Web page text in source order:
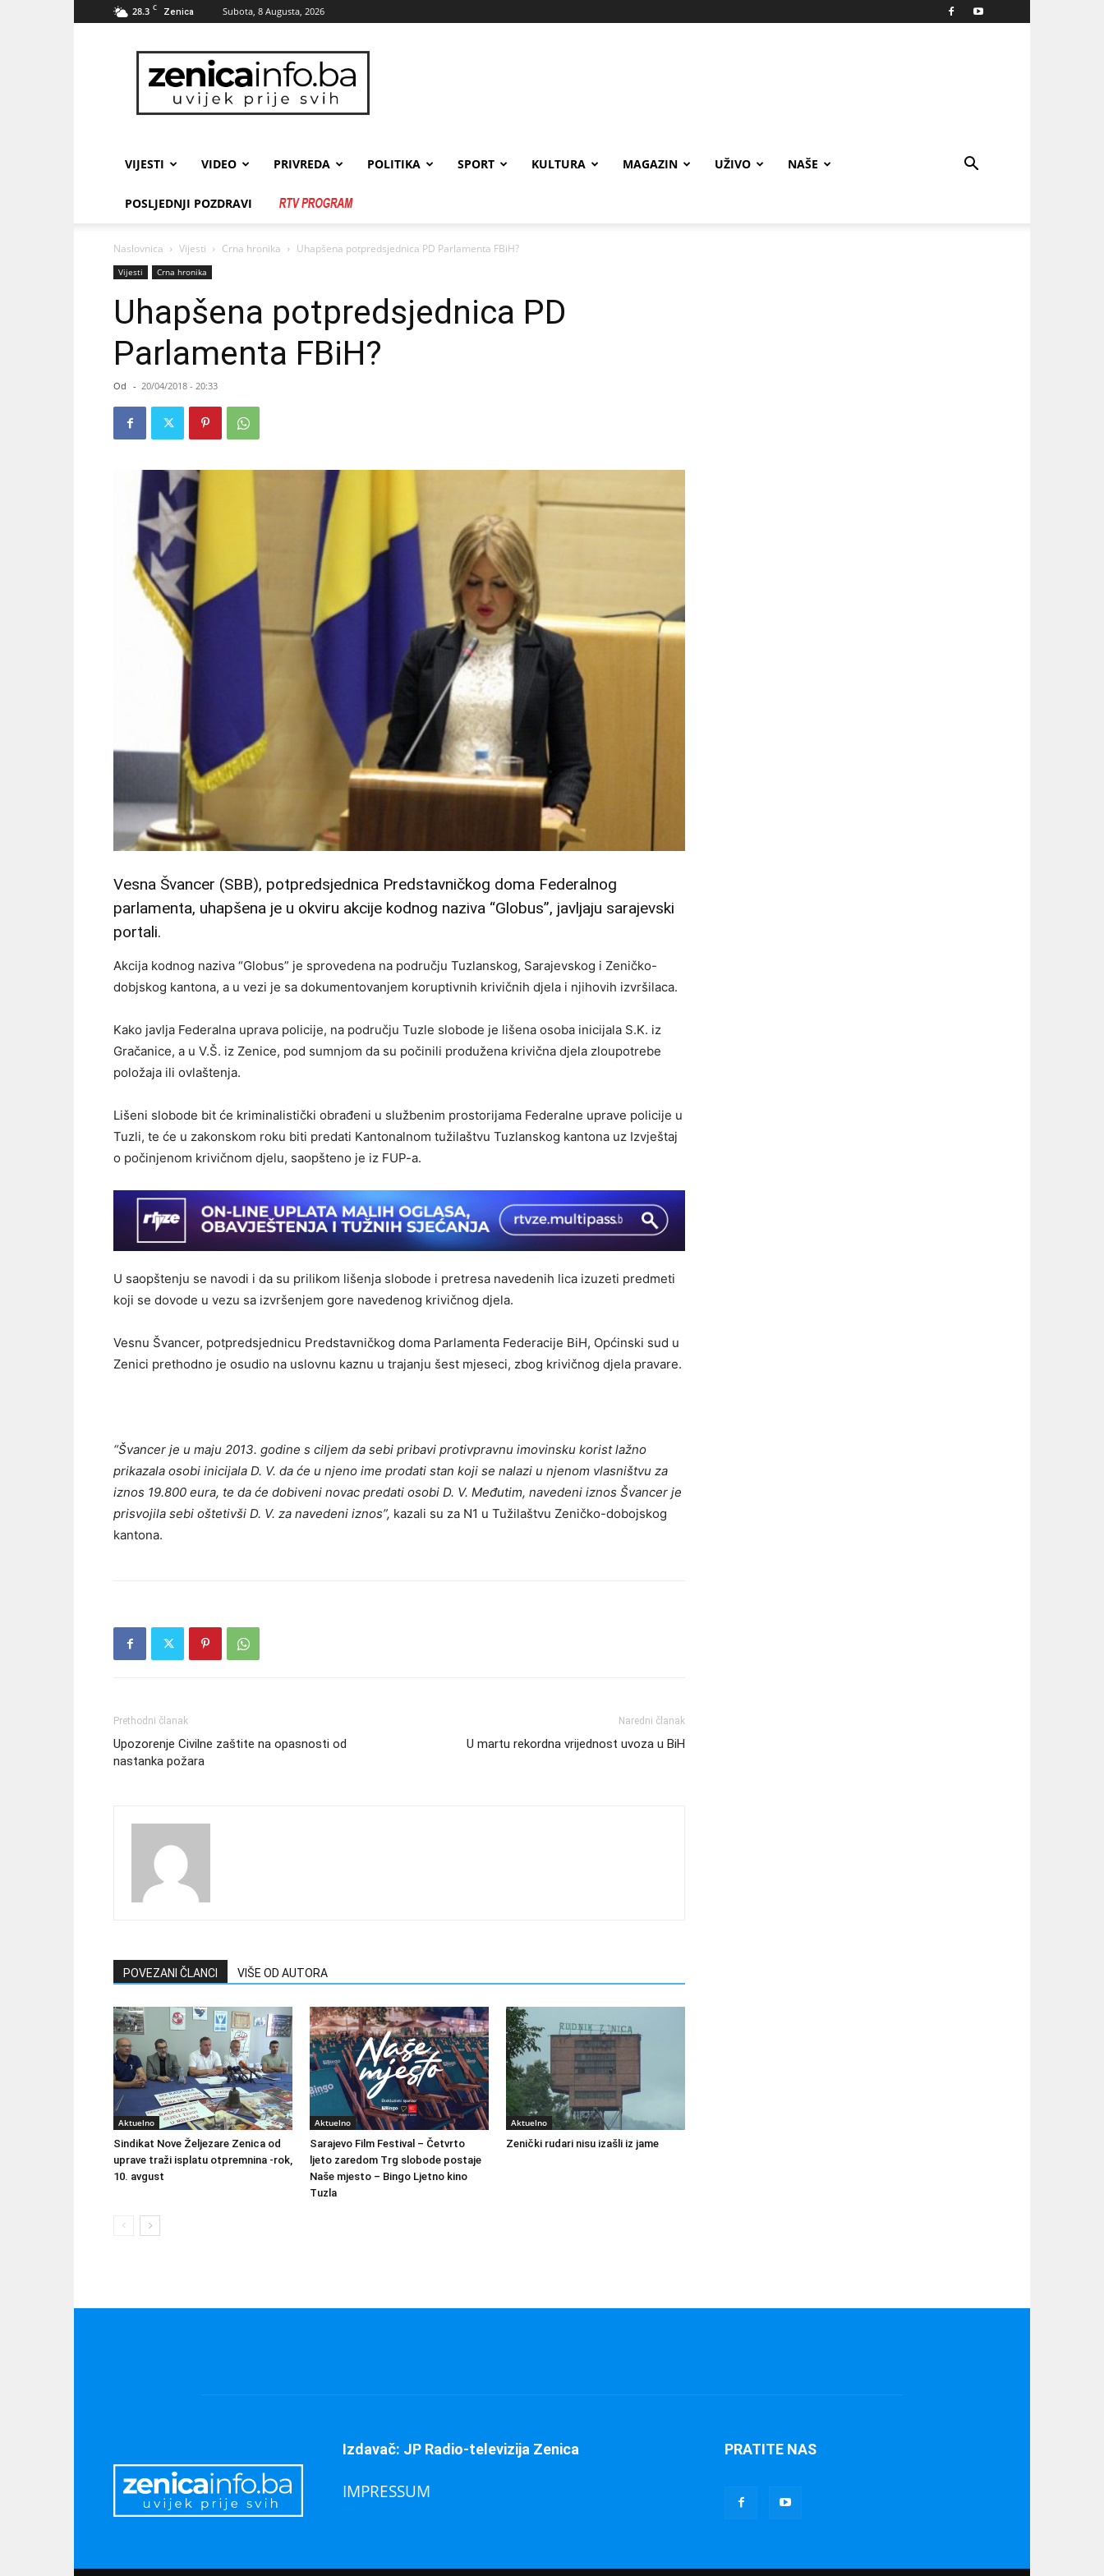
28.3 C Zenica Subota, 8 Augusta, 2026
zenicainfo.ba
VIJESTI VIDEO PRIVREDA POLITIKA SPORT KULTURA MAGAZIN UŽIVO NAŠE
POSLJEDNJI POZDRAVI
Naslovnica Vijesti Crna hronika Uhapšena potpredsjednica PD Parlamenta FBiH?
Vijesti Crna hronika
Uhapšena potpredsjednica PD
Parlamenta FBiH?
Od - 20/04/2018 - 20:33
Vesna Švancer (SBB), potpredsjednica Predstavničkog doma Federalnog
parlamenta, uhapšena je u okviru akcije kodnog naziva “Globus”, javljaju sarajevski
portali.
Akcija kodnog naziva “Globus” je sprovedena na području Tuzlanskog, Sarajevskog i Zeničko-
dobjskog kantona, a u vezi je sa dokumentovanjem koruptivnih krivičnih djela i njihovih izvršilaca.
Kako javlja Federalna uprava policije, na području Tuzle slobode je lišena osoba inicijala S.K. iz
Gračanice, a u V.Š. iz Zenice, pod sumnjom da su počinili produžena krivična djela zloupotrebe
položaja ili ovlaštenja.
Lišeni slobode bit će kriminalistički obrađeni u službenim prostorijama Federalne uprave policije u
Tuzli, te će u zakonskom roku biti predati Kantonalnom tužilaštvu Tuzlanskog kantona uz Izvještaj
o počinjenom krivičnom djelu, saopšteno je iz FUP-a.
U saopštenju se navodi i da su prilikom lišenja slobode i pretresa navedenih lica izuzeti predmeti
koji se dovode u vezu sa izvršenjem gore navedenog krivičnog djela.
Vesnu Švancer, potpredsjednicu Predstavničkog doma Parlamenta Federacije BiH, Općinski sud u
Zenici prethodno je osudio na uslovnu kaznu u trajanju šest mjeseci, zbog krivičnog djela pravare.
“Švancer je u maju 2013. godine s ciljem da sebi pribavi protivpravnu imovinsku korist lažno
prikazala osobi inicijala D. V. da će u njeno ime prodati stan koji se nalazi u njenom vlasništvu za
iznos 19.800 eura, te da će dobiveni novac predati osobi D. V. Međutim, navedeni iznos Švancer je
prisvojila sebi oštetivši D. V. za navedeni iznos”, kazali su za N1 u Tužilaštvu Zeničko-dobojskog
kantona.
Prethodni članak
Upozorenje Civilne zaštite na opasnosti od
nastanka požara
Naredni članak
U martu rekordna vrijednost uvoza u BiH
POVEZANI ČLANCI VIŠE OD AUTORA
Aktuelno
Sindikat Nove Željezare Zenica od
uprave traži isplatu otpremnina -rok,
10. avgust
Aktuelno
Sarajevo Film Festival – Četvrto
ljeto zaredom Trg slobode postaje
Naše mjesto – Bingo Ljetno kino
Tuzla
Aktuelno
Zenički rudari nisu izašli iz jame
Izdavač: JP Radio-televizija Zenica
IMPRESSUM
PRATITE NAS